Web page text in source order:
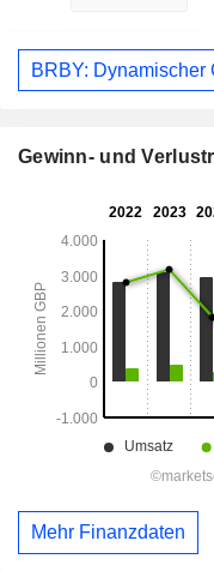
BRBY: Dynamischer
Gewinn- und
Mehr Finanzdaten